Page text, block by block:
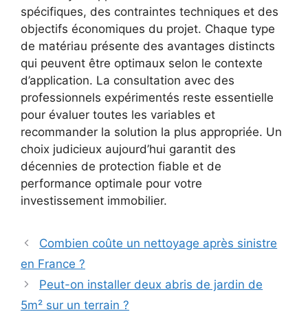
spécifiques, des contraintes techniques et des
objectifs économiques du projet. Chaque type
de matériau présente des avantages distincts
qui peuvent être optimaux selon le contexte
d’application. La consultation avec des
professionnels expérimentés reste essentielle
pour évaluer toutes les variables et
recommander la solution la plus appropriée. Un
choix judicieux aujourd’hui garantit des
décennies de protection fiable et de
performance optimale pour votre
investissement immobilier.
Combien coûte un nettoyage après sinistre
en France ?
Peut-on installer deux abris de jardin de
5m² sur un terrain ?